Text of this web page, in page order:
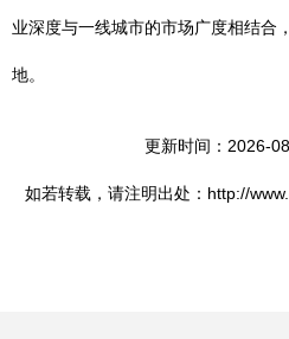
业深度与一线城市的市场广度相结合
地。
更新时间：2026-
如若转载，请注明出处：http://